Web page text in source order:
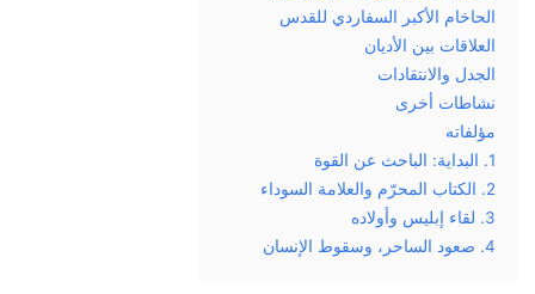
الحاخام الأكبر السفاردي للقدس
العلاقات بين الأديان
الجدل والانتقادات
نشاطات أخرى
مؤلفاته
1. البداية: الباحث عن القوة
2. الكتاب المحرّم والعلامة السوداء
3. لقاء إبليس وأولاده
4. صعود الساحر، وسقوط الإنسان